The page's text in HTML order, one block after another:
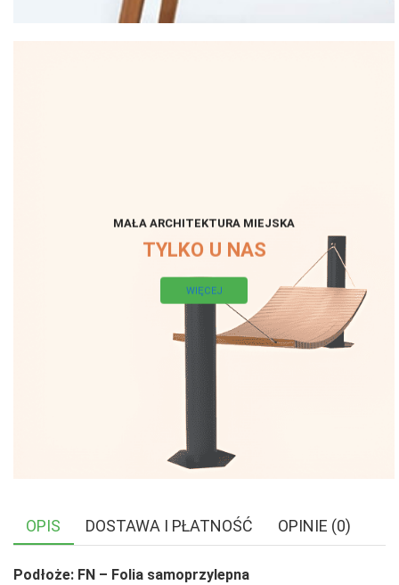
MAŁA ARCHITEKTURA MIEJSKA
TYLKO U NAS
WIĘCEJ
OPIS DOSTAWA I PŁATNOŚĆ OPINIE (0)
Podłoże: FN – Folia samoprzylepna